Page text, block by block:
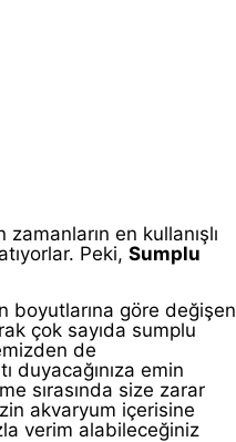
en kullanışlı
Peki, Sumplu
boyutlarına göre değişen
çok sayıda sumplu
de
duyacağınıza emin
sırasında size zarar
akvaryum içerisine
verim alabileceğiniz